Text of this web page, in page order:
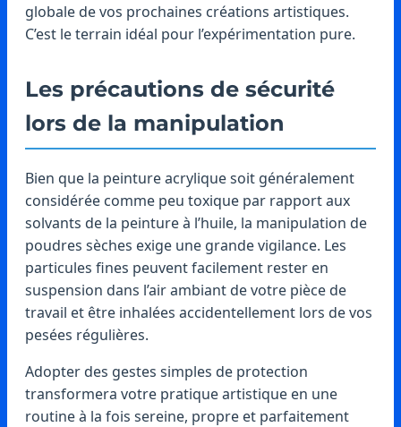
globale de vos prochaines créations artistiques.
C’est le terrain idéal pour l’expérimentation pure.
Les précautions de sécurité
lors de la manipulation
Bien que la peinture acrylique soit généralement
considérée comme peu toxique par rapport aux
solvants de la peinture à l’huile, la manipulation de
poudres sèches exige une grande vigilance. Les
particules fines peuvent facilement rester en
suspension dans l’air ambiant de votre pièce de
travail et être inhalées accidentellement lors de vos
pesées régulières.
Adopter des gestes simples de protection
transformera votre pratique artistique en une
routine à la fois sereine, propre et parfaitement